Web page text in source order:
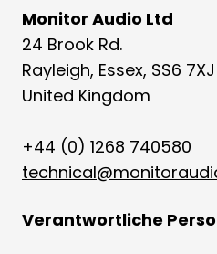
Monitor Audio Ltd
24 Brook Rd.
Rayleigh, Essex, SS6 7XJ
United Kingdom
+44 (0) 1268 740580
Verantwortliche